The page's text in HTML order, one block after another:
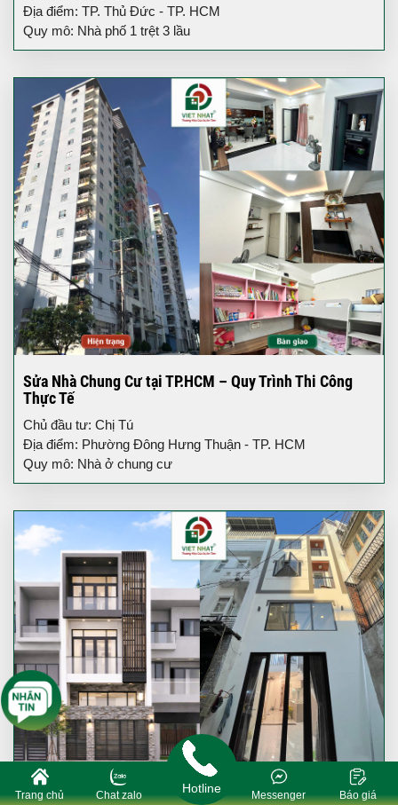
Địa điểm: TP. Thủ Đức - TP. HCM
Quy mô: Nhà phố 1 trệt 3 lầu
Sửa Nhà Chung Cư tại TP.HCM – Quy Trình Thi Công
Thực Tế
Chủ đầu tư: Chị Tú
Địa điểm: Phường Đông Hưng Thuận - TP. HCM
Quy mô: Nhà ở chung cư
Trang chủ Chat zalo Báo giá
Messenger
Hotline